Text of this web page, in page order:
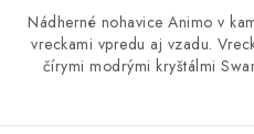
Nádherné nohavice Animo v
vreckami vpredu aj vzadu.
čírymi modrými kryštálmi